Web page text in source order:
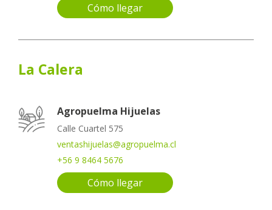
Cómo llegar
La Calera
Agropuelma Hijuelas
Calle Cuartel 575
ventashijuelas@agropuelma.cl
+56 9 8464 5676
Cómo llegar